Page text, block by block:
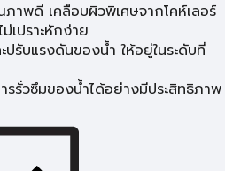
าพดี เคลือบผิวพิเศษจากโคห์เลอร์
เปราะหักง่าย
รับแรงดันของน้ำ ให้อยู่ในระดับที่
รรั่วซึมของน้ำได้อย่างมีประสิทธิภาพ